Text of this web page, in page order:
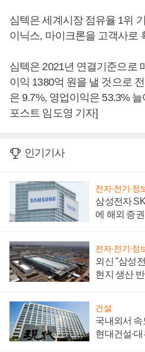
심텍은 세계시장 점유율 1위
이닉스, 마이크론을 고객사로
심텍은 2021년 연결기준으로
이익 1380억 원을 낼 것으로
은 9.7%, 영업이익은 53.3%
포스트 임도영 기자]
인기기사
전자·전기·정
삼성전자
에 해외 증
전자·전기·정
외신 "삼성
현지 생산
건설
국내외서 속
현대건설·